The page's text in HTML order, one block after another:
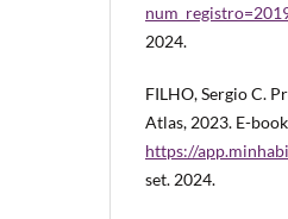
2024.
FILHO, Sergio C.
Atlas, 2023. E-
https://
set. 2024.